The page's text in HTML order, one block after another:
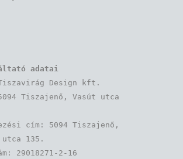
adatai
Design kft.
Tiszajenő, Vasút utca
cím: 5094 Tiszajenő,
utca 135.
29018271-2-16